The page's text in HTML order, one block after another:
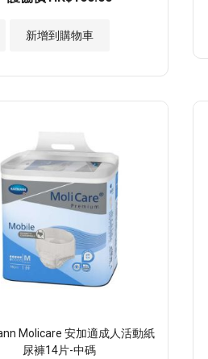
新增到購物車
Molicare 安加適成人活動紙
尿褲14片-中碼